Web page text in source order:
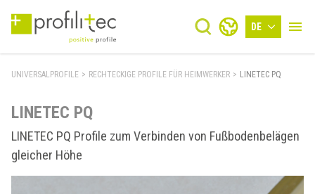
DE
UNIVERSALPROFILE > RECHTECKIGE PROFILE FÜR HEIMWERKER > LINETEC PQ
LINETEC PQ
LINETEC PQ Profile zum Verbinden von Fußbodenbelägen
gleicher Höhe